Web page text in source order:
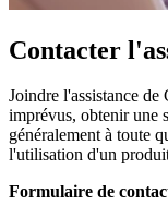
Contacter
Joindre l'assistance de
imprévus, obtenir une
généralement à toute
l'utilisation d'un
Formulaire de